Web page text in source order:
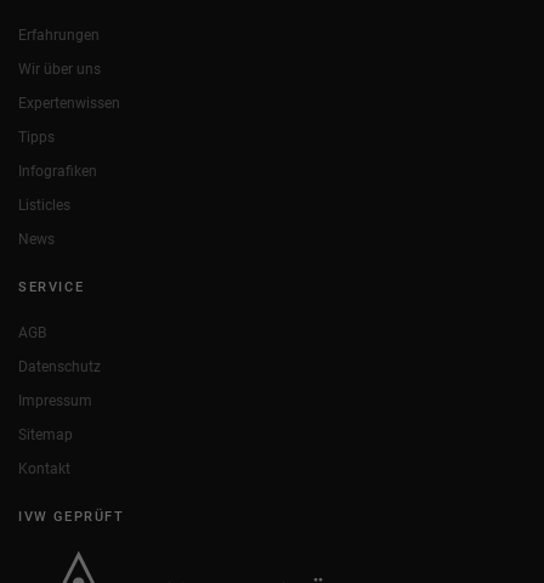
Erfahrungen
Wir über uns
Expertenwissen
Tipps
Infografiken
Listicles
News
SERVICE
AGB
Datenschutz
Impressum
Sitemap
Kontakt
IVW GEPRÜFT